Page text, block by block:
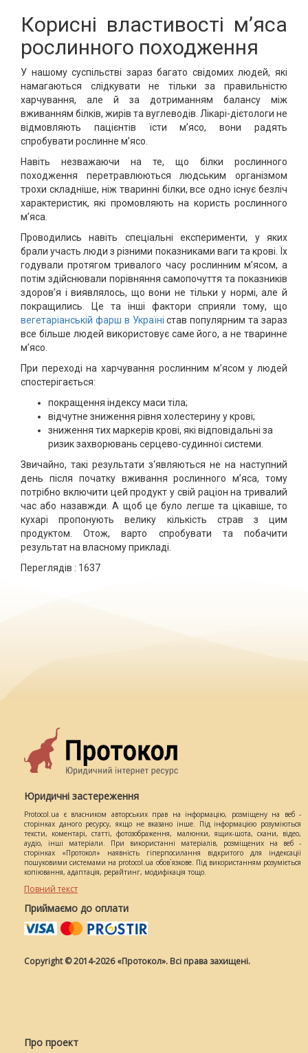
Корисні властивості м’яса
рослинного походження
У нашому суспільстві зараз багато свідомих людей, які
намагаються слідкувати не тільки за правильністю
харчування, але й за дотриманням балансу між
вживанням білків, жирів та вуглеводів. Лікарі-дієтологи не
відмовляють пацієнтів їсти м’ясо, вони радять
спробувати рослинне м’ясо.
Навіть незважаючи на те, що білки рослинного
походження перетравлюються людським організмом
трохи складніше, ніж тваринні білки, все одно існує безліч
характеристик, які промовляють на користь рослинного
м’яса.
Проводились навіть спеціальні експерименти, у яких
брали участь люди з різними показниками ваги та крові. Їх
годували протягом тривалого часу рослинним м’ясом, а
потім здійснювали порівняння самопочуття та показників
здоров’я і виявлялось, що вони не тільки у нормі, але й
покращились. Це та інші фактори сприяли тому, що
вегетаріанській фарш в Україні став популярним та зараз
все більше людей використовує саме його, а не тваринне
м’ясо.
При переході на харчування рослинним м’ясом у людей
спостерігається:
покращення індексу маси тіла;
відчутне зниження рівня холестерину у крові;
зниження тих маркерів крові, які відповідальні за
ризик захворювань серцево-судинної системи.
Звичайно, такі результати з‘являються не на наступний
день після початку вживання рослинного м’яса, тому
потрібно включити цей продукт у свій раціон на тривалий
час або назавжди. А щоб це було легше та цікавіше, то
кухарі пропонують велику кількість страв з цим
продуктом. Отож, варто спробувати та побачити
результат на власному прикладі.
Переглядів : 1637
Юридичні застереження
Protocol.ua є власником авторських прав на інформацію, розміщену на веб -
сторінках даного ресурсу, якщо не вказано інше. Під інформацією розуміються
тексти, коментарі, статті, фотозображення, малюнки, ящик-шота, скани, відео,
аудіо, інші матеріали. При використанні матеріалів, розміщених на веб -
сторінках «Протокол» наявність гіперпосилання відкритого для індексації
пошуковими системами на protocol.ua обов`язкове. Під використанням розуміється
копіювання, адаптація, рерайтинг, модифікація тощо.
Повний текст
Приймаємо до оплати
Copyright © 2014-2026 «Протокол». Всі права захищені.
Про проект